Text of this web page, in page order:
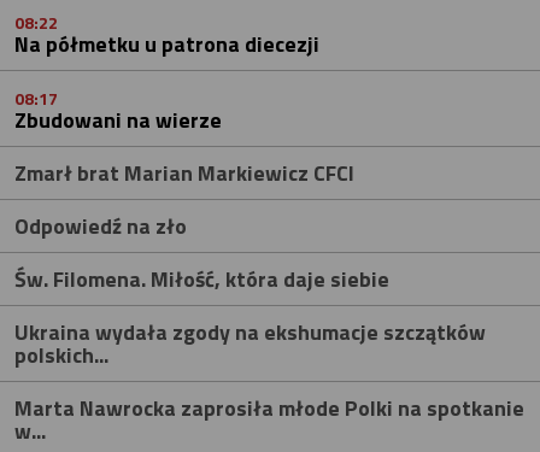
08:22
Na półmetku u patrona diecezji
08:17
Zbudowani na wierze
Zmarł brat Marian Markiewicz CFCI
Odpowiedź na zło
Św. Filomena. Miłość, która daje siebie
Ukraina wydała zgody na ekshumacje szczątków
polskich...
Marta Nawrocka zaprosiła młode Polki na spotkanie
w...